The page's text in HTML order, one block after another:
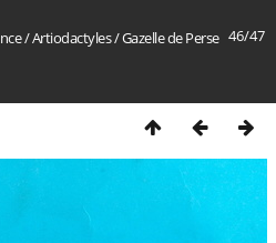
46/47
/Artiodactyles/Gazelle de Perse